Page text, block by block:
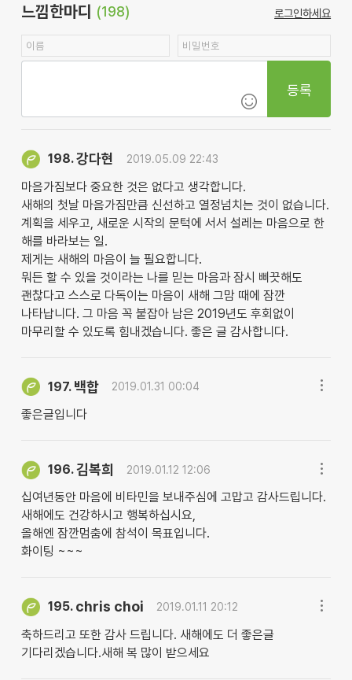
느낌한마디 (198) 로그인하세요
등록
198.강다현 2019.05.09 22:43
마음가짐보다 중요한 것은 없다고 생각합니다.
새해의 첫날 마음가짐만큼 신선하고 열정넘치는 것이 없습니다.
계획을 세우고, 새로운 시작의 문턱에 서서 설레는 마음으로 한
해를 바라보는 일.
제게는 새해의 마음이 늘 필요합니다.
뭐든 할 수 있을 것이라는 나를 믿는 마음과 잠시 삐끗해도
괜찮다고 스스로 다독이는 마음이 새해 그맘 때에 잠깐
나타납니다. 그 마음 꼭 붙잡아 남은 2019년도 후회없이
마무리할 수 있도록 힘내겠습니다. 좋은 글 감사합니다.
197. 백합 2019.01.31 00:04
좋은글입니다
196.김복희 2019.01.12 12:06
십여년동안 마음에 비타민을 보내주심에 고맙고 감사드립니다.
새해에도 건강하시고 행복하십시요,
올해엔 잠깐멈춤에 참석이 목표입니다.
화이팅 ~~~
195. chris choi 2019.01.11 20:12
축하드리고 또한 감사 드립니다. 새해에도 더 좋은글
기다리겠습니다.새해 복 많이 받으세요